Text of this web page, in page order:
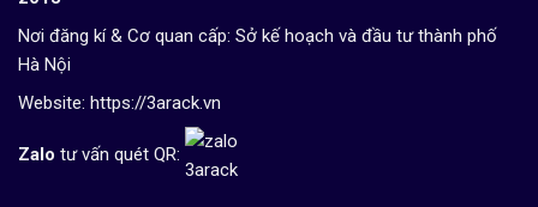
Nơi đăng kí & Cơ quan cấp: Sở kế hoạch và đầu tư thành phố
Hà Nội
Website: https://3arack.vn
Zalo tư vấn quét QR: